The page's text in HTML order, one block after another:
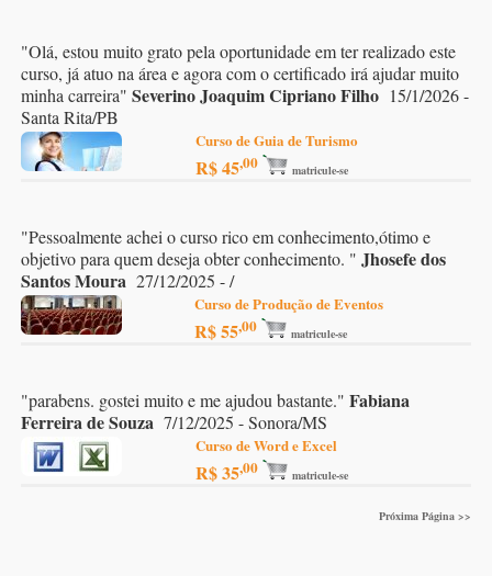
"Olá, estou muito grato pela oportunidade em ter realizado este
curso, já atuo na área e agora com o certificado irá ajudar muito
minha carreira" Severino Joaquim Cipriano Filho 15/1/2026 -
Santa Rita/PB
Curso de Guia de Turismo
R$ 45,00 matricule-se
"Pessoalmente achei o curso rico em conhecimento,ótimo e
objetivo para quem deseja obter conhecimento. " Jhosefe dos
Santos Moura 27/12/2025 - /
Curso de Produção de Eventos
R$ 55,00 matricule-se
"parabens. gostei muito e me ajudou bastante." Fabiana
Ferreira de Souza 7/12/2025 - Sonora/MS
Curso de Word e Excel
R$ 35,00 matricule-se
Próxima Página >>